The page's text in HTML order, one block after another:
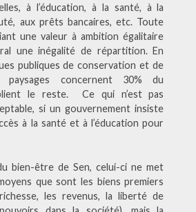
à l’éducation, à la santé, à la
aux prêts bancaires, etc. Toute
une valeur à ambition égalitaire
une inégalité de répartition. En
publiques de conservation et de
paysages concernent 30% du
le reste. Ce qui n’est pas
si un gouvernement insiste
à la santé et à l’éducation pour
bien-être de Sen, celui-ci ne met
que sont les biens premiers
les revenus, la liberté de